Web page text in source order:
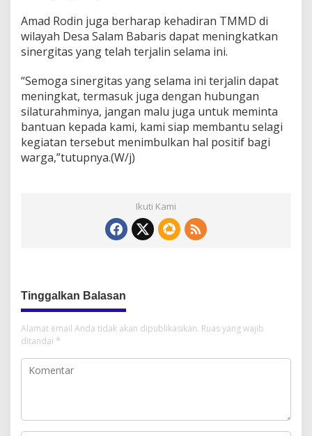
Amad Rodin juga berharap kehadiran TMMD di
wilayah Desa Salam Babaris dapat meningkatkan
sinergitas yang telah terjalin selama ini.
“Semoga sinergitas yang selama ini terjalin dapat
meningkat, termasuk juga dengan hubungan
silaturahminya, jangan malu juga untuk meminta
bantuan kepada kami, kami siap membantu selagi
kegiatan tersebut menimbulkan hal positif bagi
warga,”tutupnya.(W/j)
Ikuti Kami
Tinggalkan Balasan
Alamat email Anda tidak akan dipublikasikan. Ruas yang wajib
ditandai *